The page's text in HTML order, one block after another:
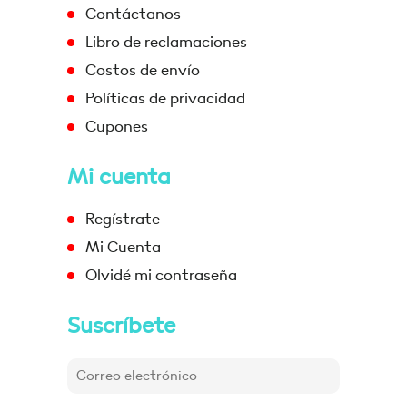
Contáctanos
Libro de reclamaciones
Costos de envío
Políticas de privacidad
Cupones
Mi cuenta
Regístrate
Mi Cuenta
Olvidé mi contraseña
Suscríbete